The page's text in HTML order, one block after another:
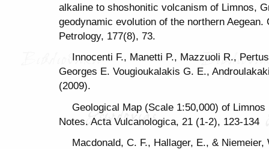
alkaline to shoshonitic volcanism of Limnos,
geodynamic evolution of the northern
Petrology, 177(8), 73.
Innocenti F., Manetti P., Mazzuoli R.,
Georges E. Vougioukalakis G. E.,
(2009).
Geological Map (Scale 1:50,000) of
Notes. Acta Vulcanologica, 21 (1-2), 123-134
Macdonald, C. F., Hallager, E., &